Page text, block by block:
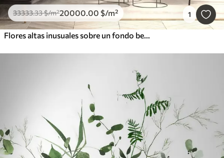
33333.33$/m²20000.00 $/m² 1
Flores altas inusuales sobre un fondo beige